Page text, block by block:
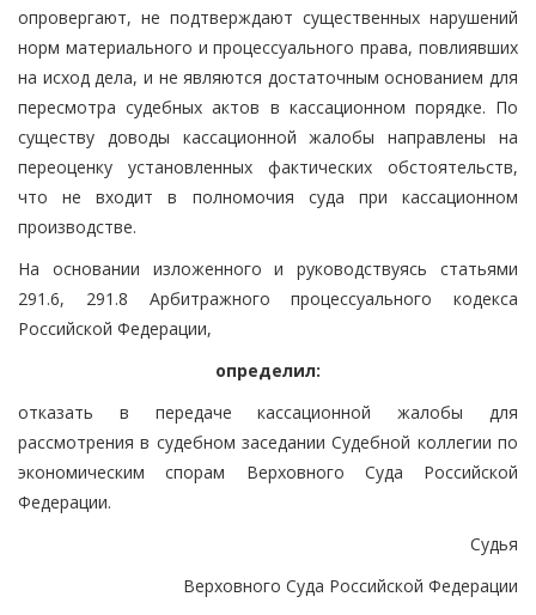
опровергают, не подтверждают существенных нарушений
норм материального и процессуального права, повлиявших
на исход дела, и не являются достаточным основанием для
пересмотра судебных актов в кассационном порядке. По
существу доводы кассационной жалобы направлены на
переоценку установленных фактических обстоятельств,
что не входит в полномочия суда при кассационном
производстве.
На основании изложенного и руководствуясь статьями
291.6, 291.8 Арбитражного процессуального кодекса
Российской Федерации,
определил:
отказать в передаче кассационной жалобы для
рассмотрения в судебном заседании Судебной коллегии по
экономическим спорам Верховного Суда Российской
Федерации.
Судья
Верховного Суда Российской Федерации